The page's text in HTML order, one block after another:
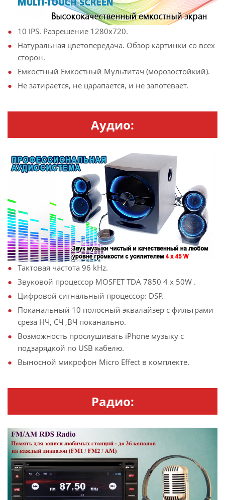
10 IPS. Разрешение 1280х720.
Натуральная цветопередача. Обзор картинки со всех
сторон.
Емкостный Ёмкостный Мультитач (морозостойкий).
Не затирается, не царапается, и не запотевает.
Аудио:
Тактовая частота 96 kHz.
Звуковой процессор MOSFET TDA 7850 4 x 50W .
Цифровой сигнальный процессор: DSP.
Поканальный 10 полосный эквалайзер с фильтрами
среза НЧ, СЧ ,ВЧ поканально.
Возможность прослушивать iPhone музыку с
подзарядкой по USB кабелю.
Выносной микрофон Micro Effect в комплекте.
Радио: